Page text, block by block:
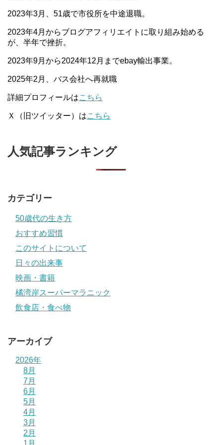
2023年3月、51歳で市役所を中途退職。
2023年4月からブログアフィリエイトに取り組み始める
が、半年で挫折。
2023年9月から2024年12月までebay輸出事業。
2025年2月、バス会社へ再就職
詳細プロフィールはこちら
Ｘ（旧ツイッター）はこちら
人気記事ランキング
カテゴリー
50歳代の生き方
おすすめ習慣
このサイトについて
日々の出来事
映画・書籍
橘湾岸スーパーマラニック
飲食店・食べ物
アーカイブ
2026年
8月
7月
6月
5月
4月
3月
2月
1月